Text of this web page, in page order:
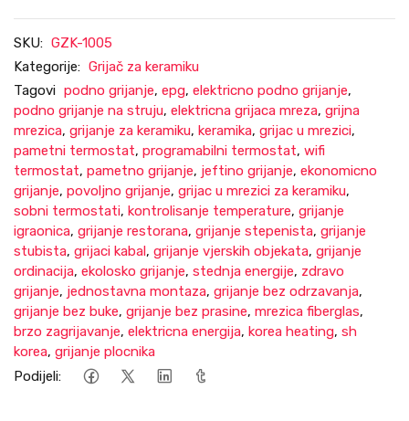
SKU: GZK-1005
Kategorije: Grijač za keramiku
Tagovi podno grijanje, epg, elektricno podno grijanje,
podno grijanje na struju, elektricna grijaca mreza, grijna
mrezica, grijanje za keramiku, keramika, grijac u mrezici,
pametni termostat, programabilni termostat, wifi
termostat, pametno grijanje, jeftino grijanje, ekonomicno
grijanje, povoljno grijanje, grijac u mrezici za keramiku,
sobni termostati, kontrolisanje temperature, grijanje
igraonica, grijanje restorana, grijanje stepenista, grijanje
stubista, grijaci kabal, grijanje vjerskih objekata, grijanje
ordinacija, ekolosko grijanje, stednja energije, zdravo
grijanje, jednostavna montaza, grijanje bez odrzavanja,
grijanje bez buke, grijanje bez prasine, mrezica fiberglas,
brzo zagrijavanje, elektricna energija, korea heating, sh
korea, grijanje plocnika
Podijeli: